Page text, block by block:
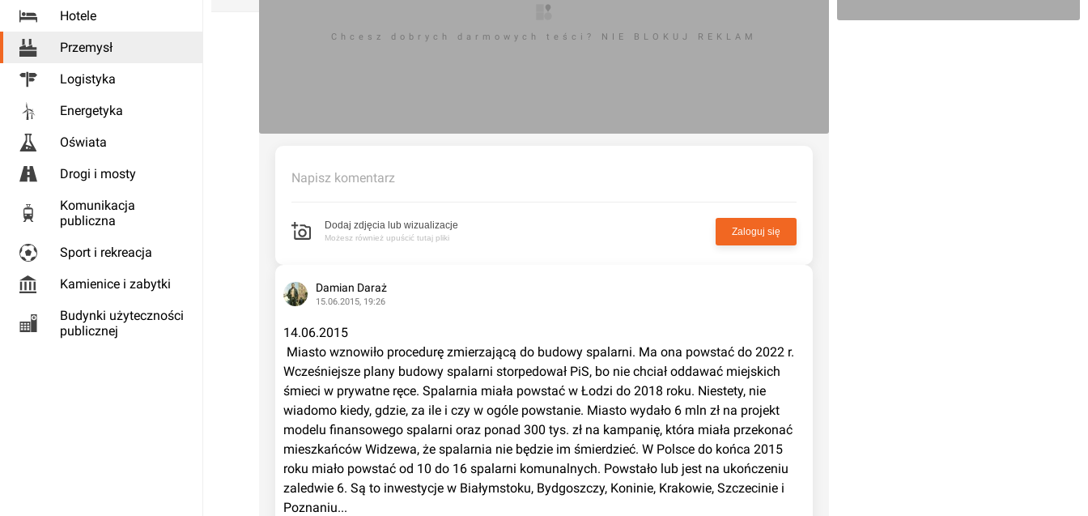
Hotele
Przemysł
Logistyka
Energetyka
Oświata
Drogi i mosty
Komunikacja
publiczna
Sport i rekreacja
Kamienice i zabytki
Budynki użyteczności
publicznej
Chcesz dobrych darmowych teści? NIE BLOKUJ REKLAM
Napisz komentarz
Dodaj zdjęcia lub wizualizacje
Możesz również upuścić tutaj pliki
Zaloguj się
Damian Daraż
15.06.2015, 19:26
14.06.2015
Wcześniejsze plany budowy spalarni storpedował PiS, bo nie chciał oddawać miejskich
śmieci w prywatne ręce. Spalarnia miała powstać w Łodzi do 2018 roku. Niestety, nie
wiadomo kiedy, gdzie, za ile i czy w ogóle powstanie. Miasto wydało 6 mln zł na projekt
modelu finansowego spalarni oraz ponad 300 tys. zł na kampanię, która miała przekonać
mieszkańców Widzewa, że spalarnia nie będzie im śmierdzieć. W Polsce do końca 2015
roku miało powstać od 10 do 16 spalarni komunalnych. Powstało lub jest na ukończeniu
zaledwie 6. Są to inwestycje w Białymstoku, Bydgoszczy, Koninie, Krakowie, Szczecinie i
Poznaniu...